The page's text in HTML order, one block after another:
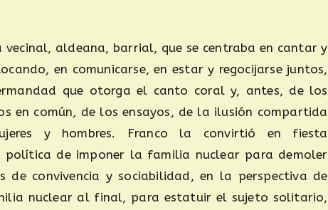
aldeana, barrial, que se centraba en cantar y
en comunicarse, en estar y regocijarse juntos,
que otorga el canto coral y, antes, de los
en común, de los ensayos, de la ilusión compartida
y hombres. Franco la convirtió en fiesta
política de imponer la familia nuclear para demoler
convivencia y sociabilidad, en la perspectiva de
nuclear al final, para estatuir el sujeto solitario,